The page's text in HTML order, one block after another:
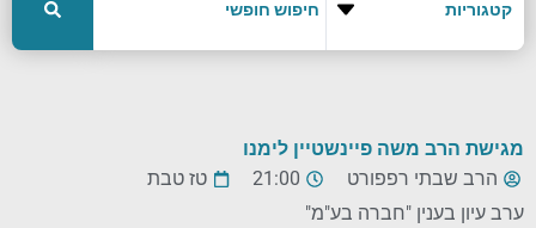
מגישת הרב משה פיינשטיין לימנו
הרב שבתי רפפורט
21:00
טז טבת
ערב עיון בענין "חברה בע"מ"